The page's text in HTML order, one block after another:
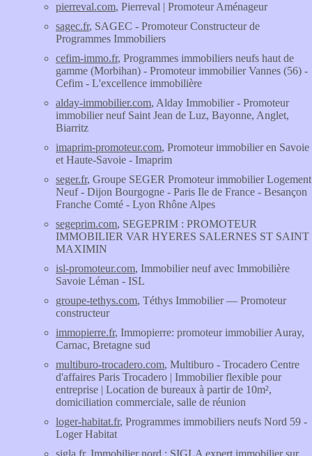
pierreval.com, Pierreval | Promoteur Aménageur
sagec.fr, SAGEC - Promoteur Constructeur de
Programmes Immobiliers
cefim-immo.fr, Programmes immobiliers neufs haut de
gamme (Morbihan) - Promoteur immobilier Vannes (56) -
Cefim - L'excellence immobilière
alday-immobilier.com, Alday Immobilier - Promoteur
immobilier neuf Saint Jean de Luz, Bayonne, Anglet,
Biarritz
imaprim-promoteur.com, Promoteur immobilier en Savoie
et Haute-Savoie - Imaprim
seger.fr, Groupe SEGER Promoteur immobilier Logement
Neuf - Dijon Bourgogne - Paris Ile de France - Besançon
Franche Comté - Lyon Rhône Alpes
segeprim.com, SEGEPRIM : PROMOTEUR
IMMOBILIER VAR HYERES SALERNES ST SAINT
MAXIMIN
isl-promoteur.com, Immobilier neuf avec Immobilière
Savoie Léman - ISL
groupe-tethys.com, Téthys Immobilier — Promoteur
constructeur
immopierre.fr, Immopierre: promoteur immobilier Auray,
Carnac, Bretagne sud
multiburo-trocadero.com, Multiburo - Trocadero Centre
d'affaires Paris Trocadero | Immobilier flexible pour
entreprise | Location de bureaux à partir de 10m²,
domiciliation commerciale, salle de réunion
loger-habitat.fr, Programmes immobiliers neufs Nord 59 -
Loger Habitat
sigla.fr, Immobilier nord : SIGLA expert immobilier sur